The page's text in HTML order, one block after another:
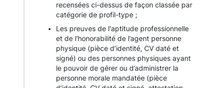
recensées ci-dessus de façon classée par
catégorie de profil-type ;
Les preuves de l'aptitude professionnelle
et de l'honorabilité de l’agent personne
physique (pièce d’identité, CV daté et
signé) ou des personnes physiques ayant
le pouvoir de gérer ou d’administrer la
personne morale mandatée (pièce